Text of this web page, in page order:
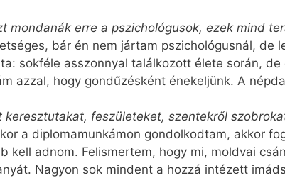
mondanák erre a pszichológusok, ezek mind
bár én nem jártam pszichológusnál, de
sokféle asszonnyal találkozott élete során,
azzal, hogy gondűzésként énekeljünk. A
keresztutakat, feszületeket, szentekről
a diplomamunkámon gondolkodtam, akkor
kell adnom. Felismertem, hogy mi, moldvai
Nagyon sok mindent a hozzá intézett